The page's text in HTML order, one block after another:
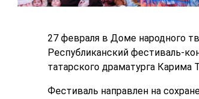
27 февраля в Доме народного
Республиканский фестиваль-
татарского драматурга Карима
Фестиваль направлен на